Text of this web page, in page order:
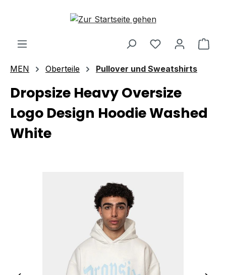
Zum Hauptinhalt springen
MEN Oberteile Pullover und Sweatshirts
Dropsize Heavy Oversize
Logo Design Hoodie Washed
White